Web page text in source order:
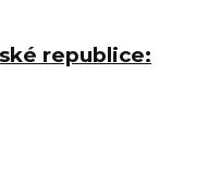
republice: